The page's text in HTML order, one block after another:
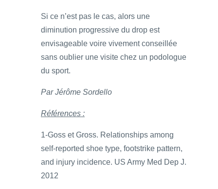
Si ce n’est pas le cas, alors une
diminution progressive du drop est
envisageable voire vivement conseillée
sans oublier une visite chez un podologue
du sport.
Par Jérôme Sordello
Références :
1-Goss et Gross. Relationships among
self-reported shoe type, footstrike pattern,
and injury incidence. US Army Med Dep J.
2012